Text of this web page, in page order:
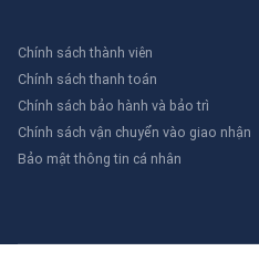
Chính sách thành viên
Chính sách thanh toán
Chính sách bảo hành và bảo trì
Chính sách vận chuyển vào giao nhận
Bảo mật thông tin cá nhân